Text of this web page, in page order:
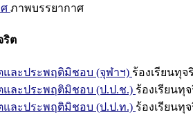
ภาพบรรยากาศ
ริต
และประพฤติมิชอบ (จุฬาฯ) ร้องเรียนทุ
และประพฤติมิชอบ (ป.ป.ช.) ร้องเรียนทุ
และประพฤติมิชอบ (ป.ป.ท.) ร้องเรียนทุ